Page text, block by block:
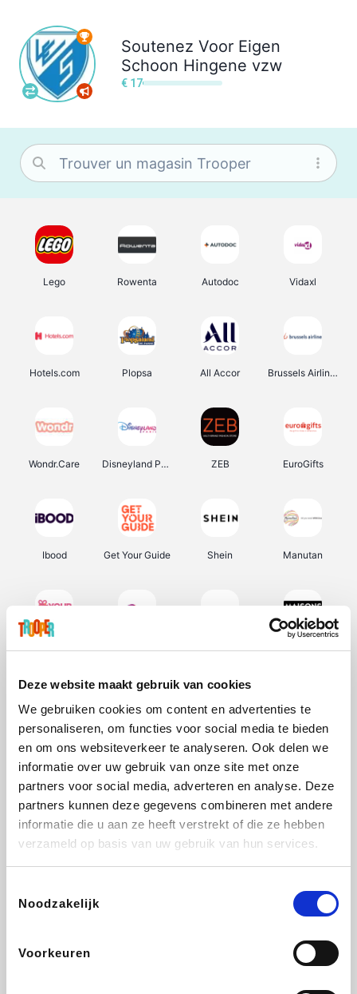
Deze website maakt gebruik van cookies
We gebruiken cookies om content en advertenties te
personaliseren, om functies voor social media te bieden
en om ons websiteverkeer te analyseren. Ook delen we
informatie over uw gebruik van onze site met onze
partners voor social media, adverteren en analyse. Deze
partners kunnen deze gegevens combineren met andere
informatie die u aan ze heeft verstrekt of die ze hebben
verzameld op basis van uw gebruik van hun services.
Noodzakelijk
Voorkeuren
Soutenez Voor Eigen
Schoon Hingene vzw
€ 17
Lego Rowenta Autodoc Vidaxl
Hotels.com Plopsa All Accor Brussels Airlines
Wondr.Care Disneyland Paris ZEB EuroGifts
Ibood Get Your Guide Shein Manutan
Sarenza Interhome Schiesser Bolt Energie
DeubaXXL